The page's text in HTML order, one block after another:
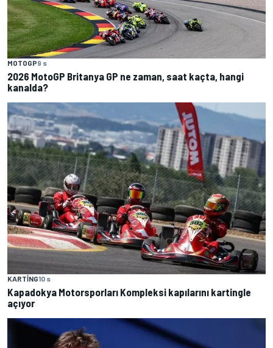
MOTOGP9 s
2026 MotoGP Britanya GP ne zaman, saat kaçta, hangi
kanalda?
KARTING10 s
Kapadokya Motorsporları Kompleksi kapılarını kartingle
açıyor